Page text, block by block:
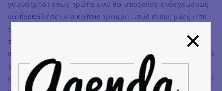
γυμνάζεται όπως πρώτα ενώ θα μπορούσε ενδεχομένως
να προκαλέσει και κάποιο τραυματισμό στους μύες από
την ίδια επαναλαμβανόμενη κίνηση. Το γρήγορο
περπάτημα, η πεζοπορία ή το τρέξιμο στη φύση, διδάσκει
στο σώμα πώς να προσαρμόζεται σε ένα μεταβαλλόμενο
περιβάλλον. Επιπλέον, μια συνεχώς μεταβαλλόμενη
επιφάνεια μπορεί να ενισχύσει τη δύναμη του συνδετικού